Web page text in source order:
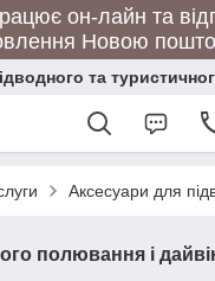
он-лайн та
Новою
та
Аксесуари для
полювання і